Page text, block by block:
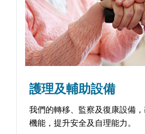
護理及輔助設備
我們的轉移、監察及復康設備
機能，提升安全及自理能力。